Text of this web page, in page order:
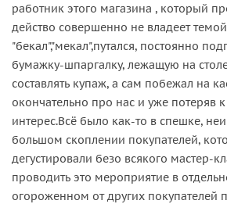
работник этого магазина , который
действо совершенно не владеет
"бекал","мекал",путался, постоянно
бумажку-шпаргалку, лежащую на
составлять купаж, а сам побежал на
окончательно про нас и уже потеряв
интерес.Всё было как-то в спешке,
большом скоплении покупателей,
дегустировали безо всякого мастер-
проводить это мероприятие в
огороженном от других покупателей